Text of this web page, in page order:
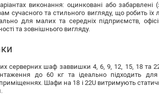
виконання: оцинковані або
сучасного та стильного вигляду, що робить їх
для малих та середніх підприємств,
та зовнішнього вигляду.
серверних шаф заввишки 4, 6, 9, 12, 15, 18 та
до 60 кг та ідеально підходить для
Шафи на 18 і 22U витримують